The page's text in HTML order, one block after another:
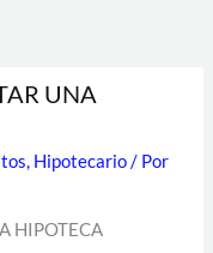
UNA
, Hipotecario/ Por